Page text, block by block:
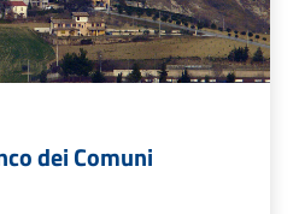
dei Comuni